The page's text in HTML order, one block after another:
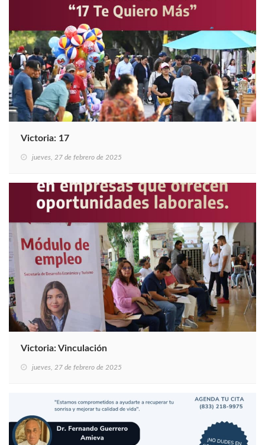
Victoria: 17
jueves, 27 de febrero de 2025
Victoria: Vinculación
jueves, 27 de febrero de 2025